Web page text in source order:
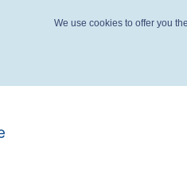
We use cookies to offer you